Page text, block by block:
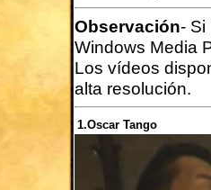
Observación- Si
Windows Media
Los vídeos
alta resolución.
1.Oscar Tango